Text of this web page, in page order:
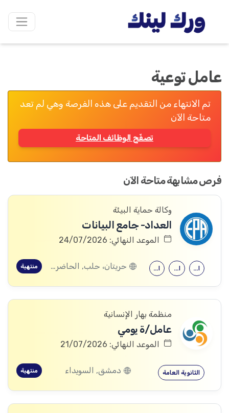
عامل توعية
تم الانتهاء من التقديم على هذه الفرصة وهي لم تعد
متاحة الآن
تصفّح الوظائف المتاحة
فرص مشابهة متاحة الآن
وكالة حماية البيئة
العداد- جامع البيانات
الموعد النهائي: 24/07/2026
الهندسة المدنية الهندسة الكهربائية الهندسة المدنية حريتان، حلب, الحاضر، حلب, الزربة، حلب, تل الضمان، حلب منتهية
منظمة بهار الإنسانية
عامل/ة يومي
الموعد النهائي: 21/07/2026
الثانوية العامة دمشق, السويداء منتهية